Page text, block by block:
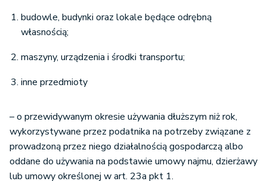
budowle, budynki oraz lokale będące odrębną
własnością;
maszyny, urządzenia i środki transportu;
inne przedmioty
– o przewidywanym okresie używania dłuższym niż rok,
wykorzystywane przez podatnika na potrzeby związane z
prowadzoną przez niego działalnością gospodarczą albo
oddane do używania na podstawie umowy najmu, dzierżawy
lub umowy określonej w art. 23a pkt 1.